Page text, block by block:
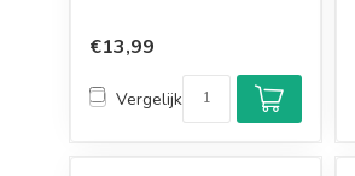
€13,99
Vergelijk